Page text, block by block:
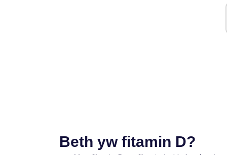
Beth yw fitamin D?